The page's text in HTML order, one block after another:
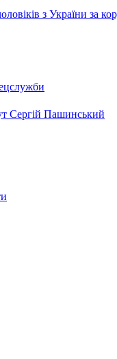
з України за
Сергій Пашинський